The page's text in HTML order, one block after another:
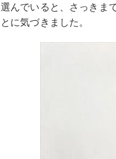
選んでいると、さっきま
とに気づきました。